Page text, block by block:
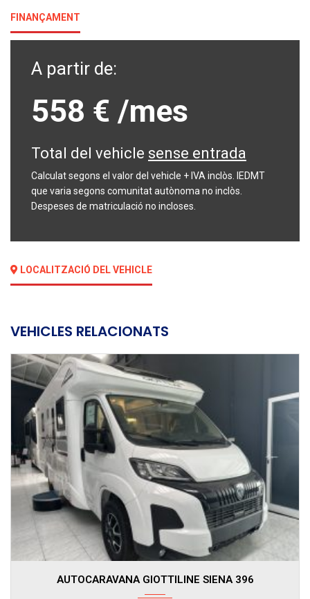
FINANÇAMENT
A partir de:
558 € /mes
Total del vehicle sense entrada
Calculat segons el valor del vehicle + IVA inclòs. IEDMT
que varia segons comunitat autònoma no inclòs.
Despeses de matriculació no incloses.
LOCALITZACIÓ DEL VEHICLE
VEHICLES RELACIONATS
Manua...
CAMPER GIOTTILINE GIOTTIVAN 60T